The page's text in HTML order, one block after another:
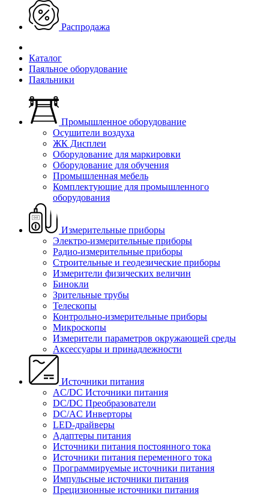
Распродажа
Каталог
Паяльное оборудование
Паяльники
Промышленное оборудование
Осушители воздуха
ЖК Дисплеи
Оборудование для маркировки
Оборудование для обучения
Промышленная мебель
Комплектующие для промышленного
оборудования
Измерительные приборы
Электро-измерительные приборы
Радио-измерительные приборы
Строительные и геодезические приборы
Измерители физических величин
Бинокли
Зрительные трубы
Телескопы
Контрольно-измерительные приборы
Микроскопы
Измерители параметров окружающей среды
Аксессуары и принадлежности
Источники питания
AC/DC Источники питания
DC/DC Преобразователи
DC/AC Инверторы
LED-драйверы
Адаптеры питания
Источники питания постоянного тока
Источники питания переменного тока
Программируемые источники питания
Импульсные источники питания
Прецизионные источники питания